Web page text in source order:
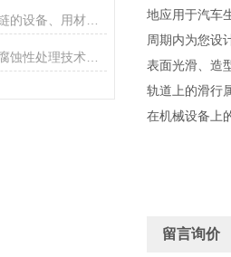
电缆防护尼龙塑料拖链的设备、用材及性能
机床导轨防护罩的耐腐蚀性处理技术研究
地应用于汽车
周期内为您设
表面光滑、造
轨道上的滑行
在机械设备上
留言询价